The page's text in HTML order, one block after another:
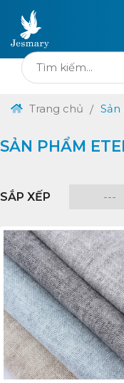
Trang chủ
SẢN PHẨM
SẮP XẾP